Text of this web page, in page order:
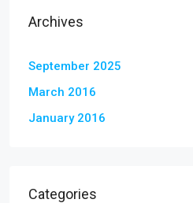
Archives
September 2025
March 2016
January 2016
Categories